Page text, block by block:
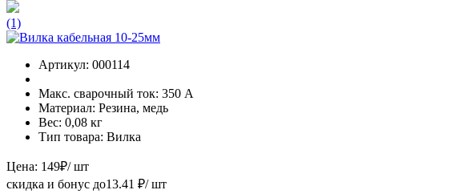
(1)
Артикул: 000114
Макс. сварочный ток: 350 А
Материал: Резина, медь
Вес: 0,08 кг
Тип товара: Вилка
Цена: 149₽/ шт
скидка и бонус до13.41 ₽/ шт